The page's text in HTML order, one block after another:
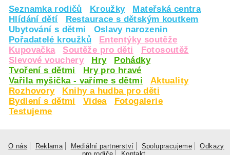
Seznamka rodičů Kroužky
Mateřská centra
Hlídání dětí
Restaurace s dětským koutkem
Ubytování s dětmi
Oslavy narozenin
Pořadatelé kroužků
Ententýky soutěže
Kupovačka
Soutěže pro děti
Fotosoutěž
Slevové vouchery
Hry
Pohádky
Tvoření s dětmi
Hry pro hravé
Vařila myšička - vaříme s dětmi
Aktuality
Rozhovory
Knihy a hudba pro děti
Bydlení s dětmi
Videa
Fotogalerie
Testujeme
O nás Reklama Mediální partnerství Spolupracujeme
Odkazy